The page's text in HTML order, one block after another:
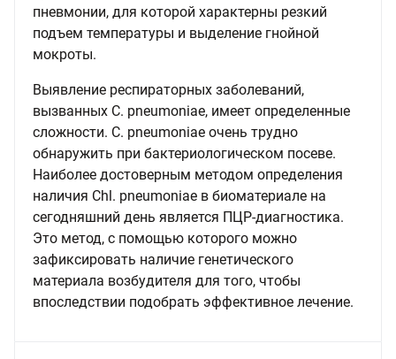
пневмонии, для которой характерны резкий
подъем температуры и выделение гнойной
мокроты.
Выявление респираторных заболеваний,
вызванных C. pneumoniaе, имеет определенные
сложности. C. pneumoniaе очень трудно
обнаружить при бактериологическом посеве.
Наиболее достоверным методом определения
наличия Chl. pneumoniae в биоматериале на
сегодняшний день является ПЦР-диагностика.
Это метод, с помощью которого можно
зафиксировать наличие генетического
материала возбудителя для того, чтобы
впоследствии подобрать эффективное лечение.